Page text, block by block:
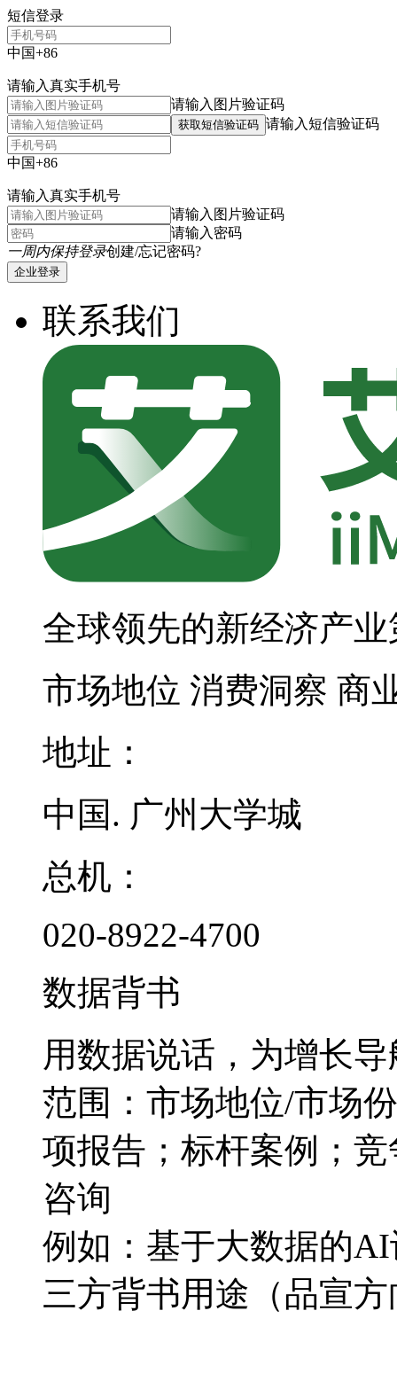
短信登录
中国+86
请输入真实手机号
请输入图片验证码
获取短信验证码 请输入短信验证码
中国+86
请输入真实手机号
请输入图片验证码
请输入密码
一周内保持登录创建/忘记密码?
企业登录
联系我们
全球领先的新经济产
市场地位 消费洞察 商
地址：
中国. 广州大学城
总机：
020-8922-4700
数据背书
用数据说话，为增长导
范围：市场地位/市场
项报告；标杆案例；
咨询
例如：基于大数据的
三方背书用途（品宣